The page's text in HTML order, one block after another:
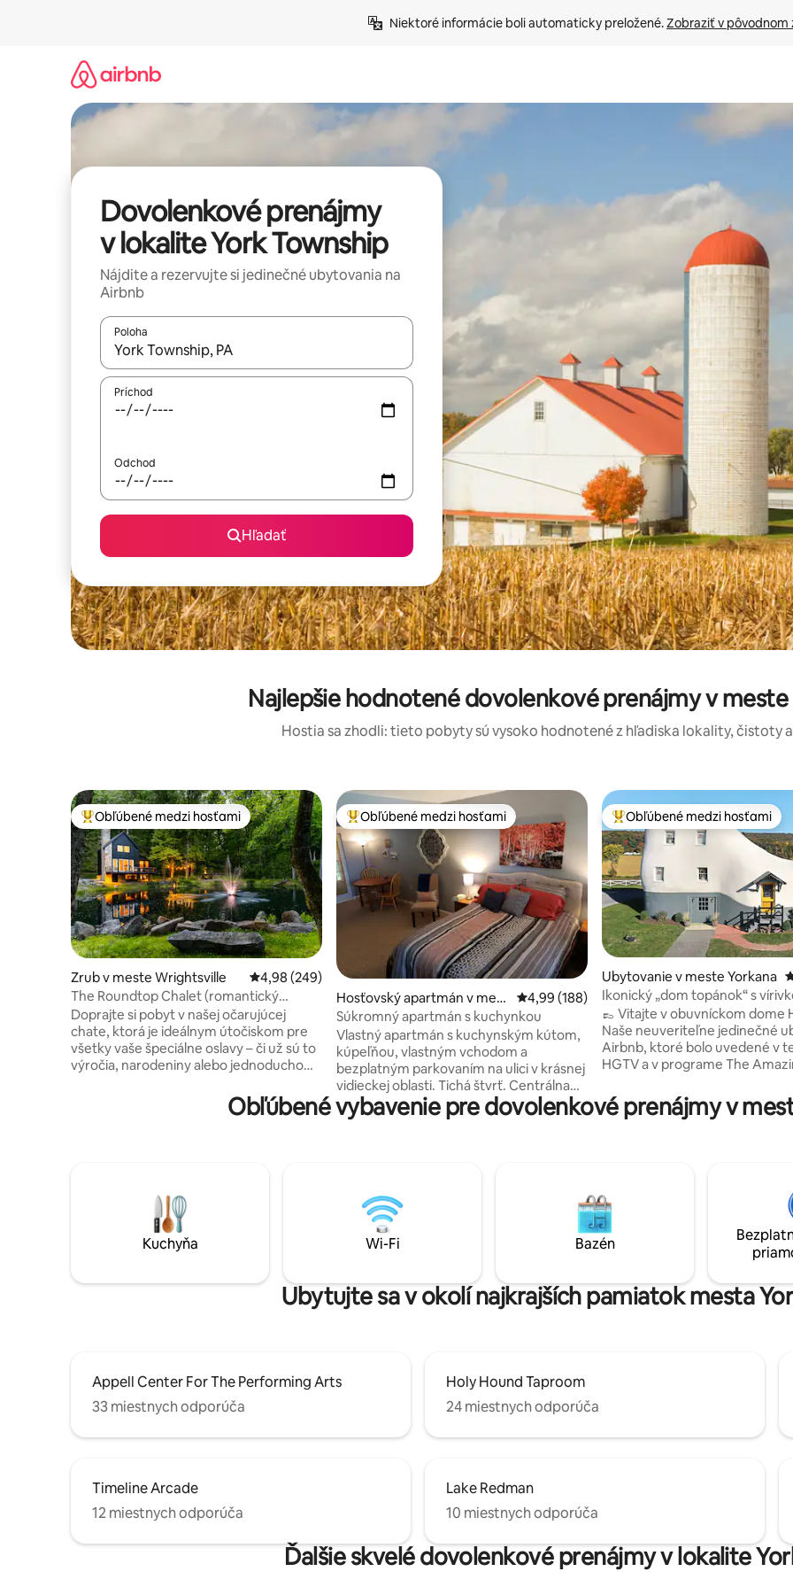
Niektoré informácie boli automaticky preložené. Zobraziť v pôvodnom
Dovolenkové prenájmy
v lokalite York Township
Nájdite a rezervujte si jedinečné ubytovania na
Airbnb
Poloha
Keď budú výsledky k dispozícii, môžete si ich prechádzať pomocou klávesov so šípkami nahor a nadol alebo ich
Príchod
Odchod
Hľadať
Najlepšie hodnotené dovolenkové prenájmy v meste
Hostia sa zhodli: tieto pobyty sú vysoko hodnotené z hľadiska lokality, čistoty
Najobľúbenejšie medzi hosťami
Obľúbené medzi hosťami
Zrub v meste Wrightsville Priemerné ohodnotenie 4,98 z 5, počet hodnotení: 249
4,98 (249)
The Roundtop Chalet (romantický
oddych pre páry)
Doprajte si pobyt v našej očarujúcej
chate, ktorá je ideálnym útočiskom pre
všetky vaše špeciálne oslavy – či už sú to
výročia, narodeniny alebo jednoducho
ktorá je dokonale navrhnutá pre
romantické pobyty, dokonale spája
pripravenej v našom kávovare Breville
Touch Espresso Machine. Užite si pokoj v
celej svojej kráse a vytvorte si spomienky,
ktoré vydržia večne
Najobľúbenejšie medzi hosťami
Obľúbené medzi hosťami
Hosťovský apartmán v mest
e Red Lion
Priemerné ohodnotenie 4,99 z 5, počet
4,99 (188)
Súkromný apartmán s kuchynkou
Vlastný apartmán s kuchynským kútom,
kúpeľňou, vlastným vchodom a
bezplatným parkovaním na ulici v krásnej
vidieckej oblasti. Tichá štvrť. Centrálna
poloha: 30 minút do Harrisburgu alebo
Lancasteru; 1 hod. do Baltimoru alebo
poskytneme odporúčania pre
reštaurácie a aktivity v danej oblasti.
Vychutnajte si kávovar značky Keurig,
mikrovlnnú rúru a minichladničku.
Najobľúbenejšie medzi hosťami
Obľúbené medzi hosťami
Ubytovanie v meste Yorkana
Ikonický „dom topánok“ s
ohniskom a arkádou!
👞 Vitajte v obuvníckom dome
Naše neuveriteľne jedinečné
Airbnb, ktoré bolo uvedené v
HGTV a v programe The
Lincoln Highway a leží vedľa
poľnohospodárskych polí v
tak, aby obsahoval vonkajšie
drevo, gril na drevené uhlie,
jedálenské priestory, vírivku,
automat s 300 hrami a stolný
Obľúbené vybavenie pre dovolenkové prenájmy v
Kuchyňa Wi-Fi Bazén
Ubytujte sa v okolí najkrajších pamiatok mesta
Appell Center For The Performing Arts
33 miestnych odporúča
Holy Hound Taproom
24 miestnych odporúča
Timeline Arcade
12 miestnych odporúča
Lake Redman
10 miestnych odporúča
Ďalšie skvelé dovolenkové prenájmy v lokalite